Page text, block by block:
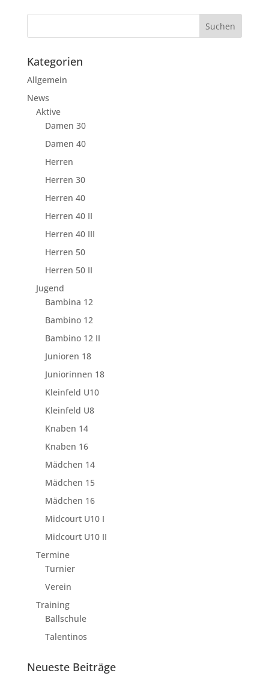
Kategorien
Allgemein
News
Aktive
Damen 30
Damen 40
Herren
Herren 30
Herren 40
Herren 40 II
Herren 40 III
Herren 50
Herren 50 II
Jugend
Bambina 12
Bambino 12
Bambino 12 II
Junioren 18
Juniorinnen 18
Kleinfeld U10
Kleinfeld U8
Knaben 14
Knaben 16
Mädchen 14
Mädchen 15
Mädchen 16
Midcourt U10 I
Midcourt U10 II
Termine
Turnier
Verein
Training
Ballschule
Talentinos
Neueste Beiträge